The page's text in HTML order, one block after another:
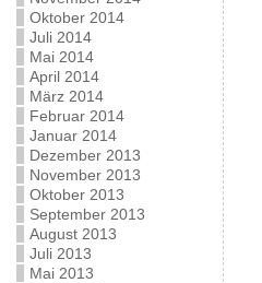
Oktober 2014
Juli 2014
Mai 2014
April 2014
März 2014
Februar 2014
Januar 2014
Dezember 2013
November 2013
Oktober 2013
September 2013
August 2013
Juli 2013
Mai 2013